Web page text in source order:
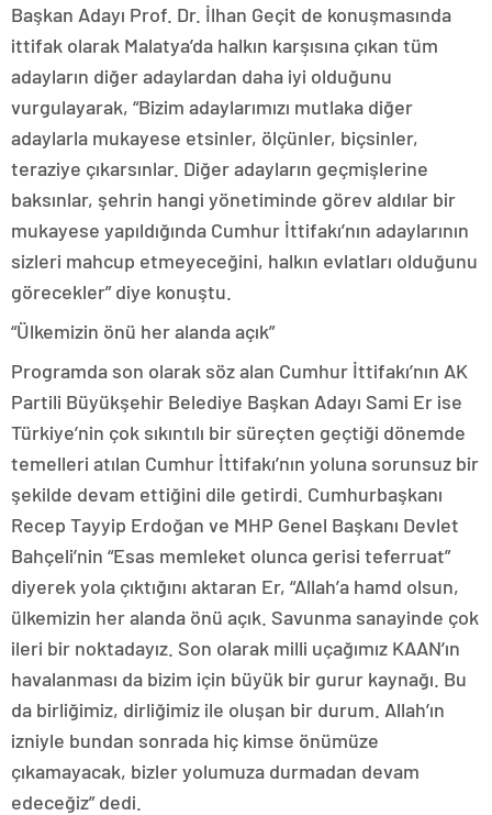
Başkan Adayı Prof. Dr. İlhan Geçit de konuşmasında
ittifak olarak Malatya’da halkın karşısına çıkan tüm
adayların diğer adaylardan daha iyi olduğunu
vurgulayarak, “Bizim adaylarımızı mutlaka diğer
adaylarla mukayese etsinler, ölçünler, biçsinler,
teraziye çıkarsınlar. Diğer adayların geçmişlerine
baksınlar, şehrin hangi yönetiminde görev aldılar bir
mukayese yapıldığında Cumhur İttifakı’nın adaylarının
sizleri mahcup etmeyeceğini, halkın evlatları olduğunu
görecekler” diye konuştu.
“Ülkemizin önü her alanda açık”
Programda son olarak söz alan Cumhur İttifakı’nın AK
Partili Büyükşehir Belediye Başkan Adayı Sami Er ise
Türkiye’nin çok sıkıntılı bir süreçten geçtiği dönemde
temelleri atılan Cumhur İttifakı’nın yoluna sorunsuz bir
şekilde devam ettiğini dile getirdi. Cumhurbaşkanı
Recep Tayyip Erdoğan ve MHP Genel Başkanı Devlet
Bahçeli’nin “Esas memleket olunca gerisi teferruat”
diyerek yola çıktığını aktaran Er, “Allah’a hamd olsun,
ülkemizin her alanda önü açık. Savunma sanayinde çok
ileri bir noktadayız. Son olarak milli uçağımız KAAN’ın
havalanması da bizim için büyük bir gurur kaynağı. Bu
da birliğimiz, dirliğimiz ile oluşan bir durum. Allah’ın
izniyle bundan sonrada hiç kimse önümüze
çıkamayacak, bizler yolumuza durmadan devam
edeceğiz” dedi.